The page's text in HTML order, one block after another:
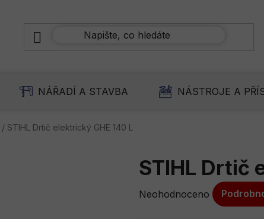
NÁŘADÍ A STAVBA NÁSTROJE A
/ STIHL Drtič elektrický GHE 140 L
STIHL Drtič
Průměrné
Neohodnoceno